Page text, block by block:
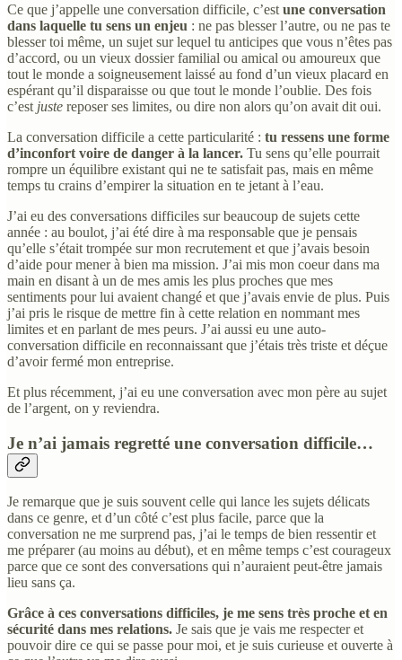
Ce que j’appelle une conversation difficile, c’est une conversation
dans laquelle tu sens un enjeu : ne pas blesser l’autre, ou ne pas te
blesser toi même, un sujet sur lequel tu anticipes que vous n’êtes pas
d’accord, ou un vieux dossier familial ou amical ou amoureux que
tout le monde a soigneusement laissé au fond d’un vieux placard en
espérant qu’il disparaisse ou que tout le monde l’oublie. Des fois
c’est juste reposer ses limites, ou dire non alors qu’on avait dit oui.
La conversation difficile a cette particularité : tu ressens une forme
d’inconfort voire de danger à la lancer. Tu sens qu’elle pourrait
rompre un équilibre existant qui ne te satisfait pas, mais en même
temps tu crains d’empirer la situation en te jetant à l’eau.
J’ai eu des conversations difficiles sur beaucoup de sujets cette
année : au boulot, j’ai été dire à ma responsable que je pensais
qu’elle s’était trompée sur mon recrutement et que j’avais besoin
d’aide pour mener à bien ma mission. J’ai mis mon coeur dans ma
main en disant à un de mes amis les plus proches que mes
sentiments pour lui avaient changé et que j’avais envie de plus. Puis
j’ai pris le risque de mettre fin à cette relation en nommant mes
limites et en parlant de mes peurs. J’ai aussi eu une auto-
conversation difficile en reconnaissant que j’étais très triste et déçue
d’avoir fermé mon entreprise.
Et plus récemment, j’ai eu une conversation avec mon père au sujet
de l’argent, on y reviendra.
Je n’ai jamais regretté une conversation difficile…
Je remarque que je suis souvent celle qui lance les sujets délicats
dans ce genre, et d’un côté c’est plus facile, parce que la
conversation ne me surprend pas, j’ai le temps de bien ressentir et
me préparer (au moins au début), et en même temps c’est courageux
parce que ce sont des conversations qui n’auraient peut-être jamais
lieu sans ça.
Grâce à ces conversations difficiles, je me sens très proche et en
sécurité dans mes relations. Je sais que je vais me respecter et
pouvoir dire ce qui se passe pour moi, et je suis curieuse et ouverte à